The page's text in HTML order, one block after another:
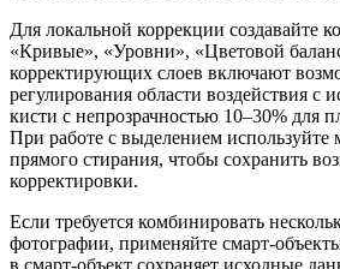
Для локальной коррекции создавайте
«Кривые», «Уровни», «Цветовой
корректирующих слоев включают
регулирования области воздействия с
кисти с непрозрачностью 10–30% для
При работе с выделением используйте
прямого стирания, чтобы сохранить
корректировки.
Если требуется комбинировать
фотографии, применяйте смарт-
в смарт-объект сохраняет исходные